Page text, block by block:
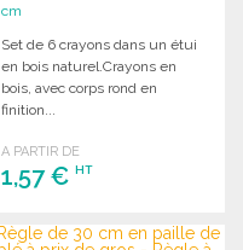
cm
Set de 6 crayons dans un étui
en bois naturel.Crayons en
bois, avec corps rond en
finition...
A PARTIR DE
1,57 €HT
COMMANDER